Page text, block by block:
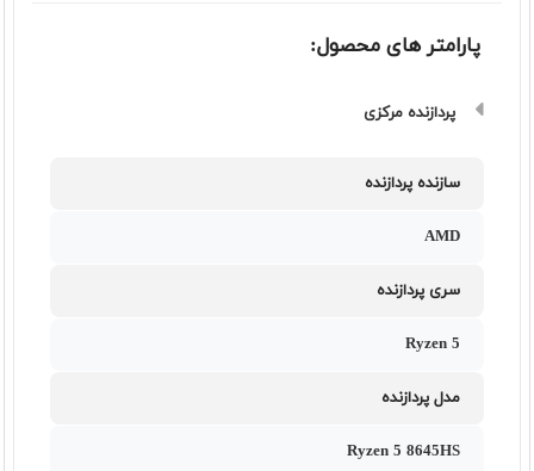
پارامتر های محصول:
پردازنده مرکزی
سازنده پردازنده
AMD
سری پردازنده
Ryzen 5
مدل پردازنده
Ryzen 5 8645HS